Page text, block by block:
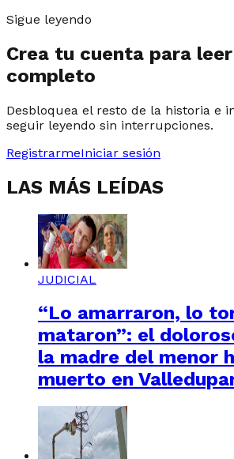
Sigue leyendo
Crea tu cuenta para
completo
Desbloquea el resto de la historia e
seguir leyendo sin interrupciones.
RegistrarmeIniciar sesión
LAS MÁS LEÍDAS
JUDICIAL
“Lo amarraron, lo
mataron”: el
la madre del menor
muerto en